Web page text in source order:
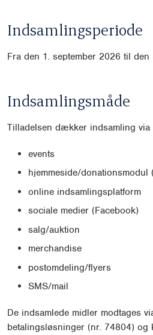
Indsamlingsperiode
Fra den 1. september 2026 til den
Indsamlingsmåde
Tilladelsen dækker indsamling via
events
hjemmeside/donationsmodul
online indsamlingsplatform
sociale medier (Facebook)
salg/auktion
merchandise
postomdeling/flyers
SMS/mail
De indsamlede midler modtages
betalingsløsninger (nr. 74804) og